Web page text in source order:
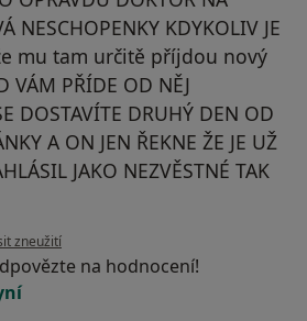
NESCHOPENKY KDYKOLIV JE
mu tam určitě příjdou nový
VÁM PŘÍDE OD NĚJ
DOSTAVÍTE DRUHÝ DEN OD
A ON JEN ŘEKNE ŽE JE UŽ
JAKO NEZVĚSTNÉ TAK
uživatele Váš účet byl odstraněn
zneužití
na hodnocení!